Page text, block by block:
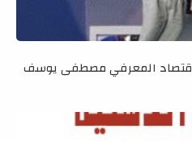
المعرفي مصطفى يوسف